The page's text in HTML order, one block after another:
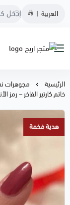
العربية |
متجر اريج
الرئيسية مجوهرات
خاتم كارتير الفاخر – رمز
هدية فخمة